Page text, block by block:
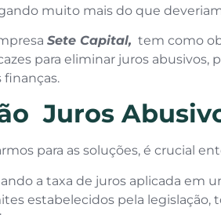
muito mais do que
Sete Capital, tem como
para eliminar juros
finanças.
Juros
para as soluções, é crucial
a taxa de juros aplicada em
estabelecidos pela